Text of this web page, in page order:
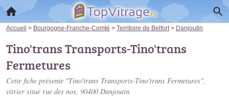
Accueil > Bourgogne-Franche-Comté > Territoire de Belfort > Danjoutin
Tino'trans Transports-Tino'trans
Fermetures
Cette fiche présente "Tino'trans Transports-Tino'trans Fermetures",
vitrier situé rue des nos, 90400 Danjoutin.